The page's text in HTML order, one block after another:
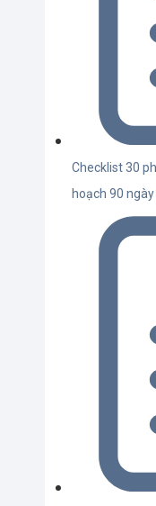
Checklist 30
hoạch 90 ngày